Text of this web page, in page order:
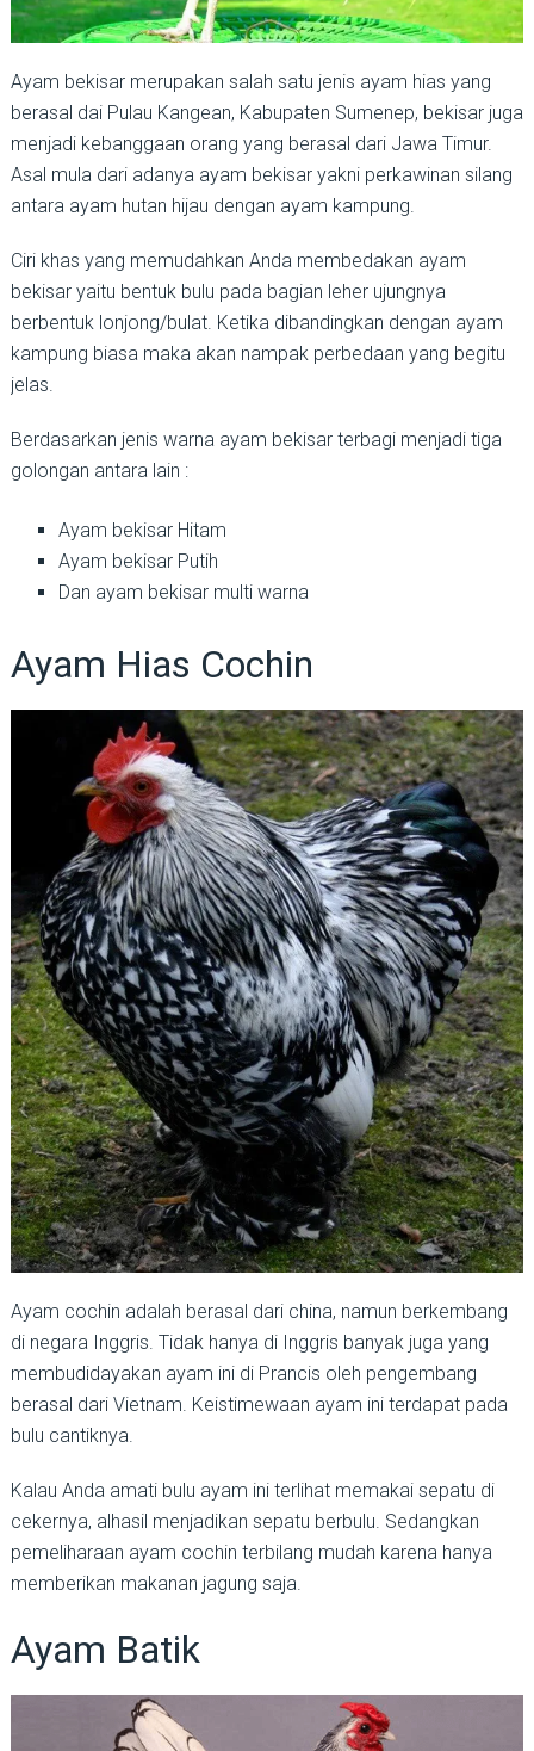
Ayam bekisar merupakan salah satu jenis ayam hias yang
berasal dai Pulau Kangean, Kabupaten Sumenep, bekisar juga
menjadi kebanggaan orang yang berasal dari Jawa Timur.
Asal mula dari adanya ayam bekisar yakni perkawinan silang
antara ayam hutan hijau dengan ayam kampung.
Ciri khas yang memudahkan Anda membedakan ayam
bekisar yaitu bentuk bulu pada bagian leher ujungnya
berbentuk lonjong/bulat. Ketika dibandingkan dengan ayam
kampung biasa maka akan nampak perbedaan yang begitu
jelas.
Berdasarkan jenis warna ayam bekisar terbagi menjadi tiga
golongan antara lain :
Ayam bekisar Hitam
Ayam bekisar Putih
Dan ayam bekisar multi warna
Ayam Hias Cochin
Ayam cochin adalah berasal dari china, namun berkembang
di negara Inggris. Tidak hanya di Inggris banyak juga yang
membudidayakan ayam ini di Prancis oleh pengembang
berasal dari Vietnam. Keistimewaan ayam ini terdapat pada
bulu cantiknya.
Kalau Anda amati bulu ayam ini terlihat memakai sepatu di
cekernya, alhasil menjadikan sepatu berbulu. Sedangkan
pemeliharaan ayam cochin terbilang mudah karena hanya
memberikan makanan jagung saja.
Ayam Batik